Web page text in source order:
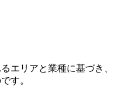
エリアと業種に基づき、
す。